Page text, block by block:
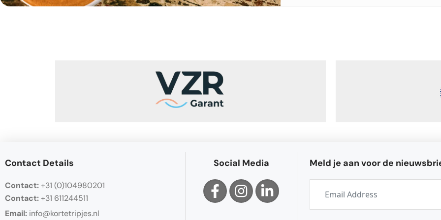
Contact Details
Contact:+31 (0)104980201
Contact:+31 611244511
Email: info@kortetripjes.nl
Social Media Meld je aan voor de